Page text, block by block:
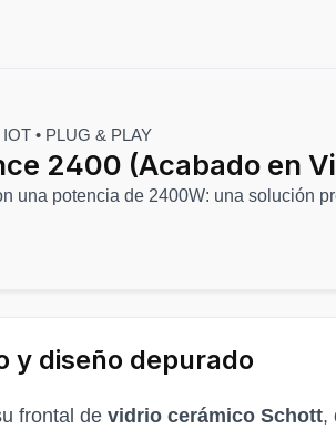
• PLUG & PLAY
2400 (Acabado en
una potencia de 2400W: una solución
y diseño depurado
frontal de vidrio cerámico Schott,